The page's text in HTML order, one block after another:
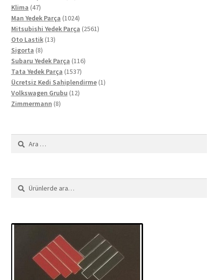
Klima 4747
ürün
Man Yedek Parça 10241024
ürün
Mitsubishi Yedek Parça 25612561
Oto Lastik 1313
Sigorta 88
ürün
Subaru Yedek Parça 116116
Tata Yedek Parça 15371537
ürün
Ücretsiz Kedi Sahiplendirme 11
Volkswagen Grubu 1212
Zimmermann 88
Arama:
Ara:
Ara